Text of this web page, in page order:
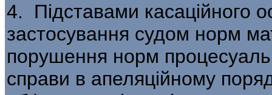
4. Підставами касаційного
застосування судом норм
порушення норм
справи в апеляційному